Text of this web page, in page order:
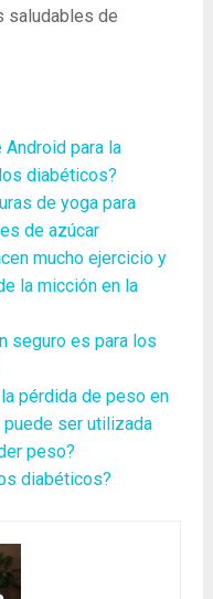
saludables de
para la
diabéticos?
de yoga para
de azúcar
mucho ejercicio y
la micción en la
seguro es para los
pérdida de peso en
ser utilizada
peso?
diabéticos?